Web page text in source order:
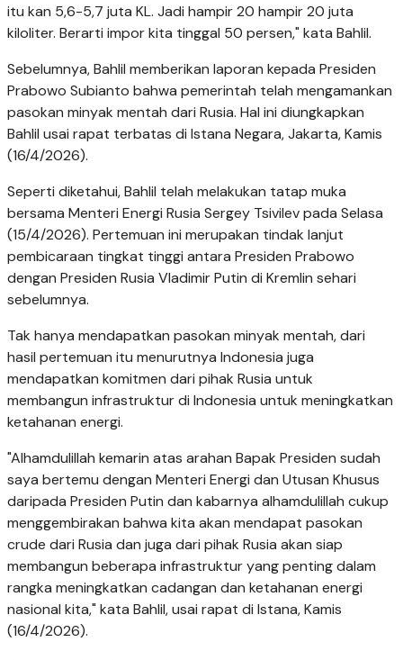
itu kan 5,6-5,7 juta KL. Jadi hampir 20 hampir 20 juta
kiloliter. Berarti impor kita tinggal 50 persen," kata Bahlil.
Sebelumnya, Bahlil memberikan laporan kepada Presiden
Prabowo Subianto bahwa pemerintah telah mengamankan
pasokan minyak mentah dari Rusia. Hal ini diungkapkan
Bahlil usai rapat terbatas di Istana Negara, Jakarta, Kamis
(16/4/2026).
Seperti diketahui, Bahlil telah melakukan tatap muka
bersama Menteri Energi Rusia Sergey Tsivilev pada Selasa
(15/4/2026). Pertemuan ini merupakan tindak lanjut
pembicaraan tingkat tinggi antara Presiden Prabowo
dengan Presiden Rusia Vladimir Putin di Kremlin sehari
sebelumnya.
Tak hanya mendapatkan pasokan minyak mentah, dari
hasil pertemuan itu menurutnya Indonesia juga
mendapatkan komitmen dari pihak Rusia untuk
membangun infrastruktur di Indonesia untuk meningkatkan
ketahanan energi.
"Alhamdulillah kemarin atas arahan Bapak Presiden sudah
saya bertemu dengan Menteri Energi dan Utusan Khusus
daripada Presiden Putin dan kabarnya alhamdulillah cukup
menggembirakan bahwa kita akan mendapat pasokan
crude dari Rusia dan juga dari pihak Rusia akan siap
membangun beberapa infrastruktur yang penting dalam
rangka meningkatkan cadangan dan ketahanan energi
nasional kita," kata Bahlil, usai rapat di Istana, Kamis
(16/4/2026).